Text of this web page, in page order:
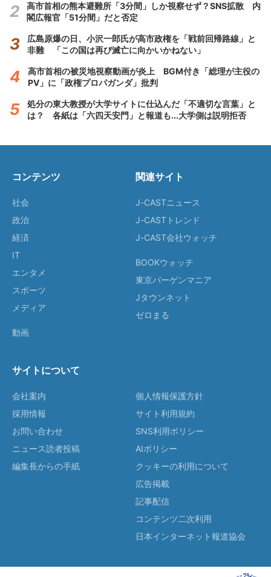
高市首相の熊本避難所「3分間」しか視察せず？SNS拡散 内
閣広報官「51分間」だと否定
広島原爆の日、小沢一郎氏が高市政権を「戦前回帰路線」と
非難 「この国は再び滅亡に向かいかねない」
高市首相の被災地視察動画が炎上 BGM付き「総理が主役の
PV」に「政権プロパガンダ」批判
処分の東大教授が大学サイトに仕込んだ「不適切な言葉」と
は？ 各紙は「六四天安門」と報道も...大学側は説明拒否
コンテンツ
社会
政治
経済
IT
エンタメ
スポーツ
メディア
動画
関連サイト
J-CASTニュース
J-CASTトレンド
J-CAST会社ウォッチ
BOOKウォッチ
東京バーゲンマニア
Jタウンネット
ゼロまる
サイトについて
会社案内
採用情報
お問い合わせ
ニュース読者投稿
編集長からの手紙
個人情報保護方針
サイト利用規約
SNS利用ポリシー
AIポリシー
クッキーの利用について
広告掲載
記事配信
コンテンツ二次利用
日本インターネット報道協会